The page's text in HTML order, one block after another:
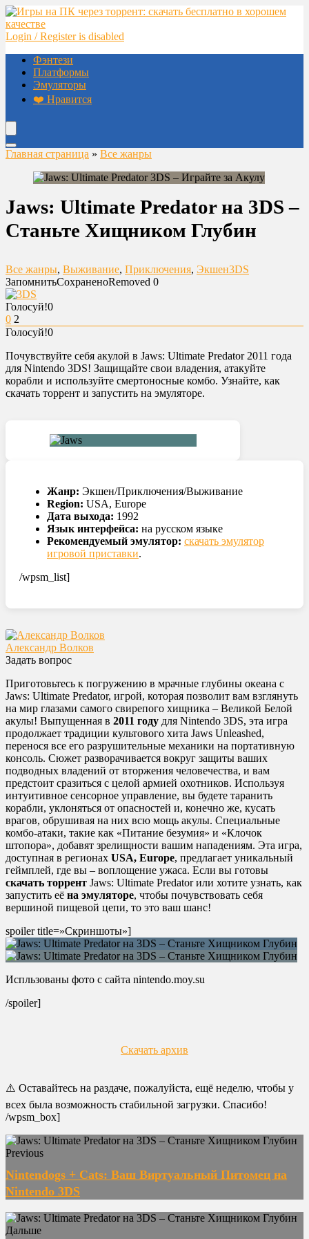
Login / Register is disabled
Фэнтези
Платформы
Эмуляторы
❤️ Нравится
Главная страница » Все жанры
Jaws: Ultimate Predator на 3DS –
Станьте Хищником Глубин
Все жанры, Выживание, Приключения, Экшен3DS
ЗапомнитьСохраненоRemoved 0
Голосуй!0
0 2
Голосуй!0
Почувствуйте себя акулой в Jaws: Ultimate Predator 2011 года
для Nintendo 3DS! Защищайте свои владения, атакуйте
корабли и используйте смертоносные комбо. Узнайте, как
скачать торрент и запустить на эмуляторе.
Жанр: Экшен/Приключения/Выживание
Region: USA, Europe
Дата выхода: 1992
Язык интерфейса: на русском языке
Рекомендуемый эмулятор: скачать эмулятор
игровой приставки.
/wpsm_list]
Александр Волков
Задать вопрос
Приготовьтесь к погружению в мрачные глубины океана с
Jaws: Ultimate Predator, игрой, которая позволит вам взглянуть
на мир глазами самого свирепого хищника – Великой Белой
акулы! Выпущенная в 2011 году для Nintendo 3DS, эта игра
продолжает традиции культового хита Jaws Unleashed,
перенося все его разрушительные механики на портативную
консоль. Сюжет разворачивается вокруг защиты ваших
подводных владений от вторжения человечества, и вам
предстоит сразиться с целой армией охотников. Используя
интуитивное сенсорное управление, вы будете таранить
корабли, уклоняться от опасностей и, конечно же, кусать
врагов, обрушивая на них всю мощь акулы. Специальные
комбо-атаки, такие как «Питание безумия» и «Клочок
штопора», добавят зрелищности вашим нападениям. Эта игра,
доступная в регионах USA, Europe, предлагает уникальный
геймплей, где вы – воплощение ужаса. Если вы готовы
скачать торрент Jaws: Ultimate Predator или хотите узнать, как
запустить её на эмуляторе, чтобы почувствовать себя
вершиной пищевой цепи, то это ваш шанс!
spoiler title=»Скриншоты»]
Испльзованы фото с сайта nintendo.moy.su
/spoiler]
Скачать архив
⚠️ Оставайтесь на раздаче, пожалуйста, ещё неделю, чтобы у
всех была возможность стабильной загрузки. Спасибо!
/wpsm_box]
Previous
Nintendogs + Cats: Ваш Виртуальный Питомец на
Nintendo 3DS
Дальше